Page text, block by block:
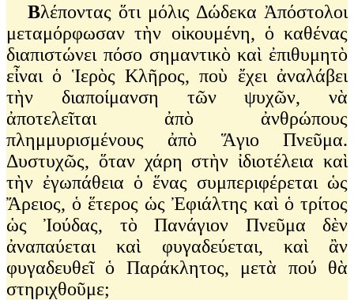
Βλέποντας ὅτι μόλις Δώδεκα Ἀπόστολοι
μεταμόρφωσαν τὴν οἰκουμένη, ὁ καθένας
διαπιστώνει πόσο σημαντικὸ καὶ ἐπιθυμητὸ
εἶναι ὁ Ἱερὸς Κλῆρος, ποὺ ἔχει ἀναλάβει
τὴν διαποίμανση τῶν ψυχῶν, νὰ
ἀποτελεῖται ἀπὸ ἀνθρώπους
πλημμυρισμένους ἀπὸ Ἅγιο Πνεῦμα.
Δυστυχῶς, ὅταν χάρη στὴν ἰδιοτέλεια καὶ
τὴν ἐγωπάθεια ὁ ἕνας συμπεριφέρεται ὡς
Ἄρειος, ὁ ἕτερος ὡς Ἐφιάλτης καὶ ὁ τρίτος
ὡς Ἰούδας, τὸ Πανάγιον Πνεῦμα δὲν
ἀναπαύεται καὶ φυγαδεύεται, καὶ ἂν
φυγαδευθεῖ ὁ Παράκλητος, μετὰ πού θὰ
στηριχθοῦμε;